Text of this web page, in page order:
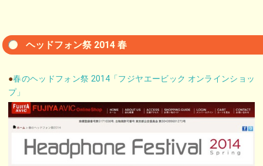
ヘッドフォン祭 2014 春
●春のヘッドフォン祭 2014「フジヤエービック オンラインショッ
プ」